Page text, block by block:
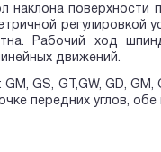
наклона поверхности
регулировкой
Рабочий ход
движений.
GS, GT,GW, GD,
передних углов,